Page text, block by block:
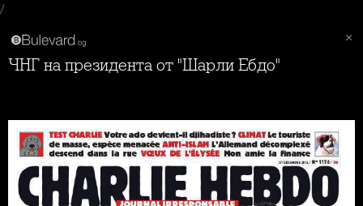
/
ЧНГ на президента от "Шарли Ебдо"